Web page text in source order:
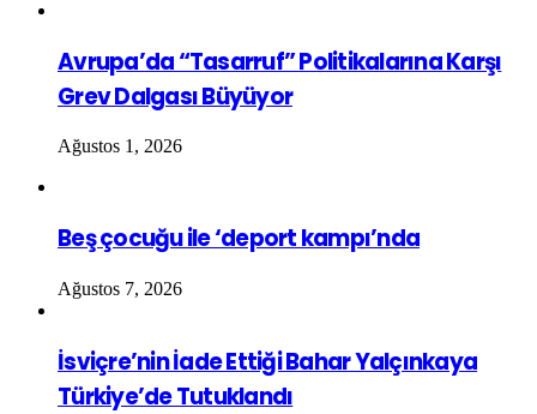
Avrupa’da “Tasarruf” Politikalarına Karşı
Grev Dalgası Büyüyor
Ağustos 1, 2026
Beş çocuğu ile ‘deport kampı’nda
Ağustos 7, 2026
İsviçre’nin İade Ettiği Bahar Yalçınkaya
Türkiye’de Tutuklandı